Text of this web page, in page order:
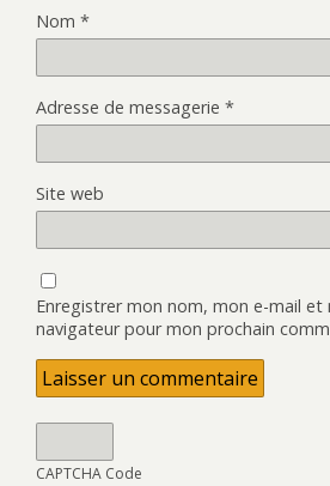
Nom *
Adresse de messagerie *
Site web
Enregistrer mon nom, mon e-mail et
navigateur pour mon prochain
CAPTCHA Code